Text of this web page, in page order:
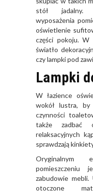
stół jadalny.
wyposażenia
oświetlenie
części pokoju. W
światło
czy lampki pod
Lampki
W łazience
wokół lustra, by
czynności
także zadbać
relaksacyjnych
sprawdzają
Oryginalnym
pomieszczeniu
zabudowie
otoczone